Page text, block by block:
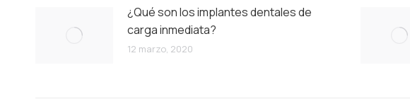
¿Qué son los implantes dentales de
carga inmediata?
12 marzo, 2020